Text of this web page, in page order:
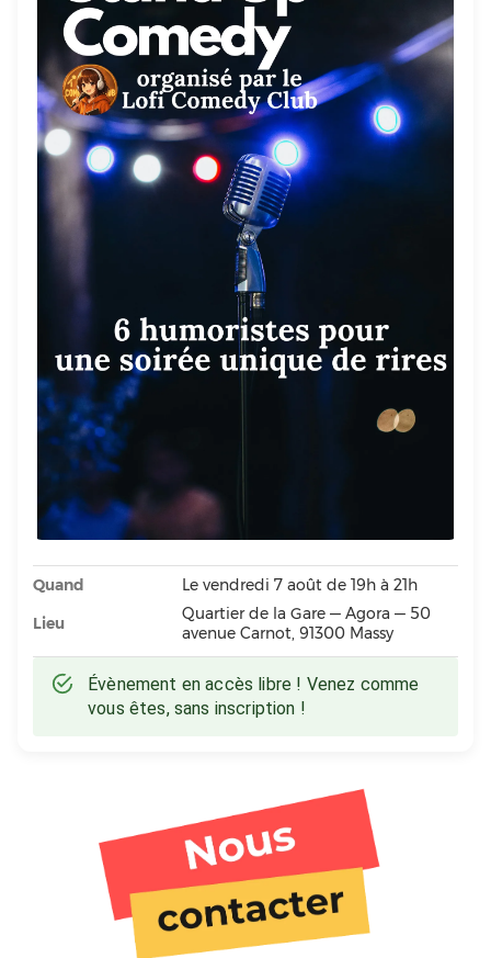
Quand
Le vendredi 7 août de 19h à 21h
Lieu
Quartier de la Gare — Agora — 50
avenue Carnot, 91300 Massy
Évènement en accès libre ! Venez comme
vous êtes, sans inscription !
Tiers lieu
Ateliers
Gare aux enfants
Restaurant
FabLab
Réemploi
Formation